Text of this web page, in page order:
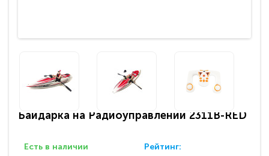
Байдарка на Радиоуправлении 2311B-RED
Есть в наличии Рейтинг: